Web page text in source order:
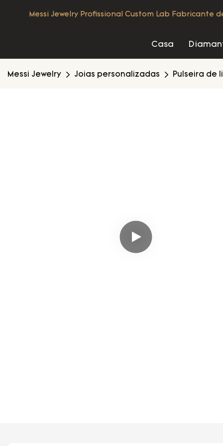
Messi Jewelry Profissional Custom Lab
Casa
Messi Jewelry Joias personalizadas Pulseira de